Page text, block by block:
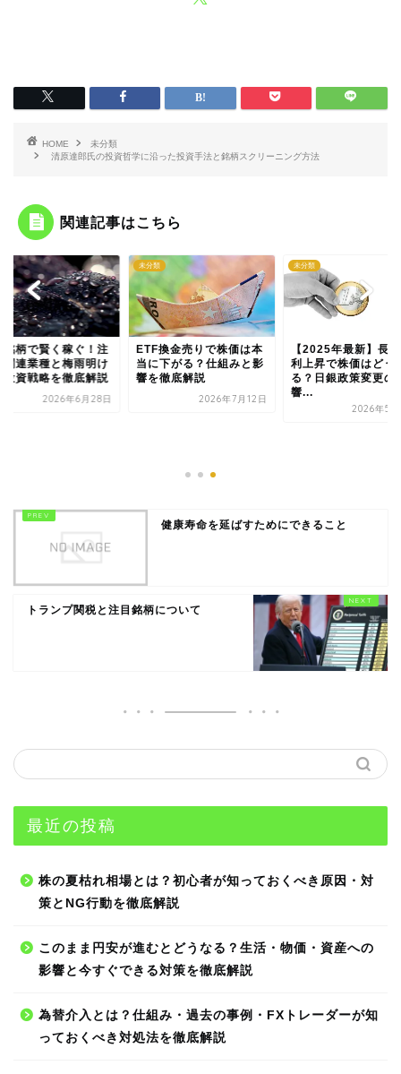
HOME
未分類
清原達郎氏の投資哲学に沿った投資手法と銘柄スクリーニング方法
関連記事はこちら
銘柄で賢く稼ぐ！注
関連業種と梅雨明け
投資戦略を徹底解説
2026年6月28日
未分類
ETF換金売りで株価は本
当に下がる？仕組みと影
響を徹底解説
2026年7月12日
未分類
【2025年最新】長
利上昇で株価はどう
る？日銀政策変更の
響...
2026年5
健康寿命を延ばすためにできること
トランプ関税と注目銘柄について
最近の投稿
株の夏枯れ相場とは？初心者が知っておくべき原因・対
策とNG行動を徹底解説
このまま円安が進むとどうなる？生活・物価・資産への
影響と今すぐできる対策を徹底解説
為替介入とは？仕組み・過去の事例・FXトレーダーが知
っておくべき対処法を徹底解説